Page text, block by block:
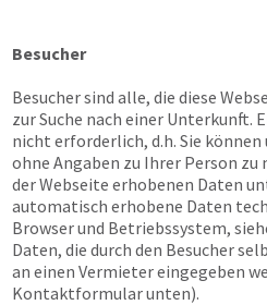
Besucher
Besucher sind alle, die diese
zur Suche nach einer Unterkunft.
nicht erforderlich, d.h. Sie können
ohne Angaben zu Ihrer Person zu
der Webseite erhobenen Daten
automatisch erhobene Daten
Browser und Betriebssystem,
Daten, die durch den Besucher
an einen Vermieter eingegeben
Kontaktformular unten).